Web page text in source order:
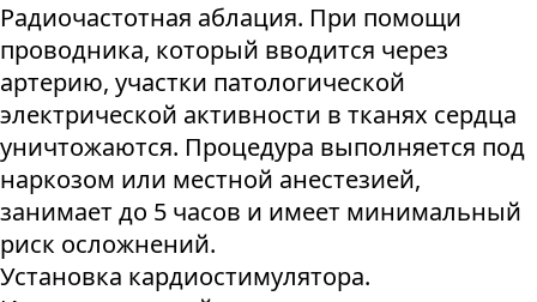
Радиочастотная аблация. При помощи
проводника, который вводится через
артерию, участки патологической
электрической активности в тканях сердца
уничтожаются. Процедура выполняется под
наркозом или местной анестезией,
занимает до 5 часов и имеет минимальный
риск осложнений.
Установка кардиостимулятора.